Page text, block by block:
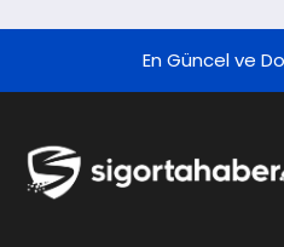
Sonuçları
En Güncel ve